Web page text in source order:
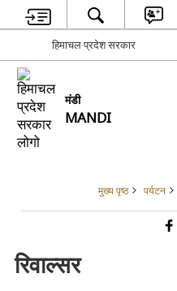
हिमाचल प्रदेश सरकार
मंडी
MANDI
मुख्य पृष्ठ पर्यटन
रिवाल्सर